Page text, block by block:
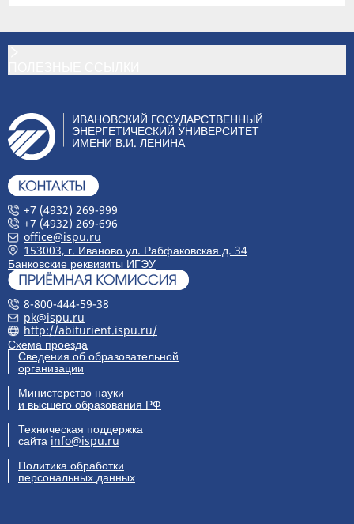
ИВАНОВСКИЙ ГОСУДАРСТВЕННЫЙ
ЭНЕРГЕТИЧЕСКИЙ УНИВЕРСИТЕТ
ИМЕНИ В.И. ЛЕНИНА
+7 (4932) 269-999
+7 (4932) 269-696
office@ispu.ru
153003, г. Иваново ул. Рабфаковская д. 34
Банковские реквизиты ИГЭУ
8-800-444-59-38
pk@ispu.ru
http://abiturient.ispu.ru/
Схема проезда
Сведения об образовательной
организации
Министерство науки
и высшего образования РФ
Техническая поддержка
сайта info@ispu.ru
Политика обработки
персональных данных